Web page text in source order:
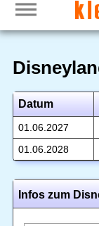
Datum
01.06.2027
01.06.2028
Infos zum